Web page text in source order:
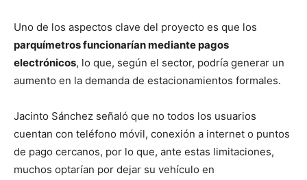
Uno de los aspectos clave del proyecto es que los
parquímetros funcionarían mediante pagos
electrónicos, lo que, según el sector, podría generar un
aumento en la demanda de estacionamientos formales.
Jacinto Sánchez señaló que no todos los usuarios
cuentan con teléfono móvil, conexión a internet o puntos
de pago cercanos, por lo que, ante estas limitaciones,
muchos optarían por dejar su vehículo en